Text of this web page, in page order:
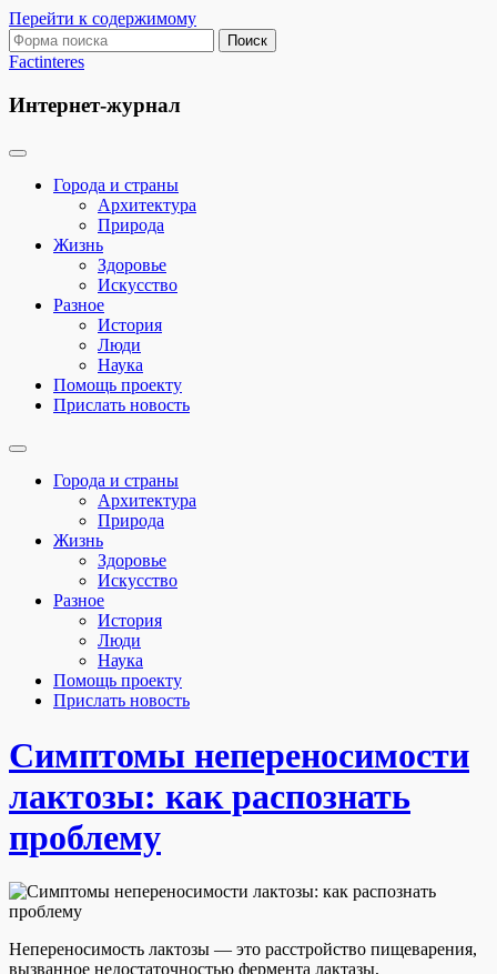
Перейти к содержимому
Поиск:
Factinteres
Интернет-журнал
Города и страны
Архитектура
Природа
Жизнь
Здоровье
Искусство
Разное
История
Люди
Наука
Помощь проекту
Прислать новость
Переключить
поискаГорода и страны
Архитектура
Природа
Жизнь
Здоровье
Искусство
Разное
История
Люди
Наука
Помощь проекту
Прислать новость
Симптомы непереносимости
лактозы: как распознать
проблему
Непереносимость лактозы — это расстройство пищеварения,
вызванное недостаточностью фермента лактазы,